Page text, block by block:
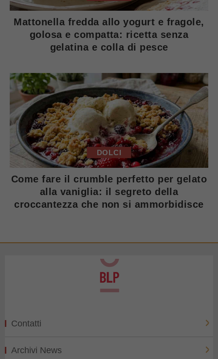
Mattonella fredda allo yogurt e fragole,
golosa e compatta: ricetta senza
gelatina e colla di pesce
DOLCI
Come fare il crumble perfetto per gelato
alla vaniglia: il segreto della
croccantezza che non si ammorbidisce
Contatti
Archivi News